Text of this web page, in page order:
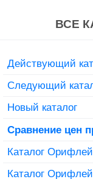
ВСЕ
Действующий
Следующий
Новый каталог
Сравнение цен
Каталог
Каталог